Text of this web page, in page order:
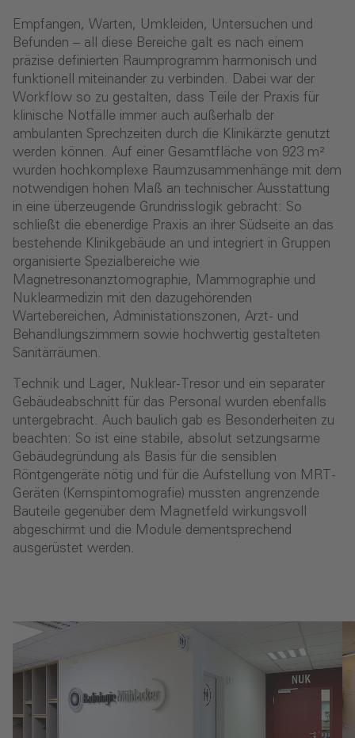
Empfangen, Warten, Umkleiden, Untersuchen und
Befunden – all diese Bereiche galt es nach einem
präzise definierten Raumprogramm harmonisch und
funktionell miteinander zu verbinden. Dabei war der
Workflow so zu gestalten, dass Teile der Praxis für
klinische Notfälle immer auch außerhalb der
ambulanten Sprechzeiten durch die Klinikärzte genutzt
werden können. Auf einer Gesamtfläche von 923 m²
wurden hochkomplexe Raumzusammenhänge mit dem
notwendigen hohen Maß an technischer Ausstattung
in eine überzeugende Grundrisslogik gebracht: So
schließt die ebenerdige Praxis an ihrer Südseite an das
bestehende Klinikgebäude an und integriert in Gruppen
organisierte Spezialbereiche wie
Magnetresonanztomographie, Mammographie und
Nuklearmedizin mit den dazugehörenden
Wartebereichen, Administationszonen, Arzt- und
Behandlungszimmern sowie hochwertig gestalteten
Sanitärräumen.
Technik und Lager, Nuklear-Tresor und ein separater
Gebäudeabschnitt für das Personal wurden ebenfalls
untergebracht. Auch baulich gab es Besonderheiten zu
beachten: So ist eine stabile, absolut setzungsarme
Gebäudegründung als Basis für die sensiblen
Röntgengeräte nötig und für die Aufstellung von MRT-
Geräten (Kernspintomografie) mussten angrenzende
Bauteile gegenüber dem Magnetfeld wirkungsvoll
abgeschirmt und die Module dementsprechend
ausgerüstet werden.